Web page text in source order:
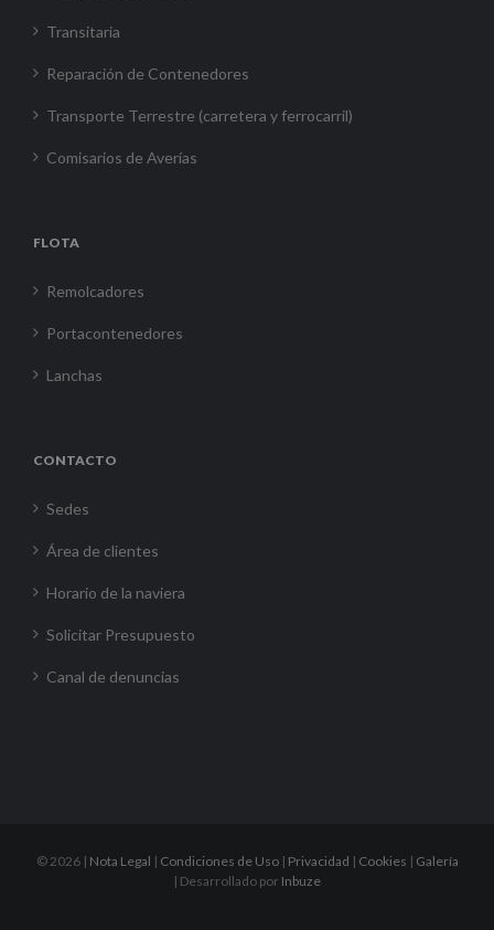
Transitaria
Reparación de Contenedores
Transporte Terrestre (carretera y ferrocarril)
Comisarios de Averías
FLOTA
Remolcadores
Portacontenedores
Lanchas
CONTACTO
Sedes
Área de clientes
Horario de la naviera
Solicitar Presupuesto
Canal de denuncias
© 2026 | Nota Legal | Condiciones de Uso| Privacidad | Cookies | Galería
| Desarrollado por Inbuze